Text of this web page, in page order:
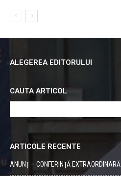
ALEGEREA EDITORULUI
CAUTA ARTICOL
ARTICOLE RECENTE
ANUNȚ – CONFERINȚĂ EXTRAORDINARĂ